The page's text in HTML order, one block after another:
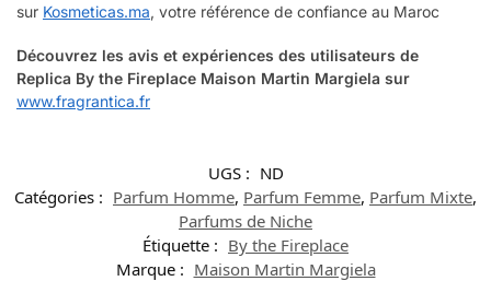
sur Kosmeticas.ma, votre référence de confiance au Maroc
Découvrez les avis et expériences des utilisateurs de
Replica By the Fireplace Maison Martin Margiela sur
www.fragrantica.fr
UGS : ND
Catégories : Parfum Homme, Parfum Femme, Parfum Mixte,
Parfums de Niche
Étiquette : By the Fireplace
Marque : Maison Martin Margiela